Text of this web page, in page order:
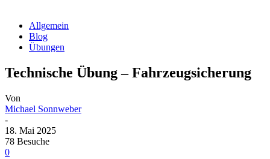
Allgemein
Blog
Übungen
Technische Übung – Fahrzeugsicherung
Von
Michael Sonnweber
-
18. Mai 2025
78 Besuche
0